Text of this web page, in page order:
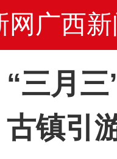
网广西新
三月
古镇引